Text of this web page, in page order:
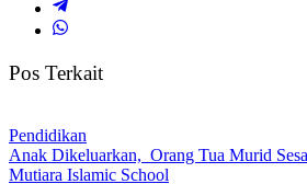
Pos Terkait
Pendidikan
Anak Dikeluarkan, Orang Tua Murid
Mutiara Islamic School